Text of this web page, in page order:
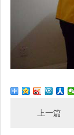
上一篇